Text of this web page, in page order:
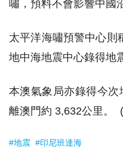
嘯，預料不會影響中國
太平洋海嘯預警中心則
地中海地震中心錄得地
本澳氣象局亦錄得今
離澳門約 3,632公里
#地震 #印尼班達海